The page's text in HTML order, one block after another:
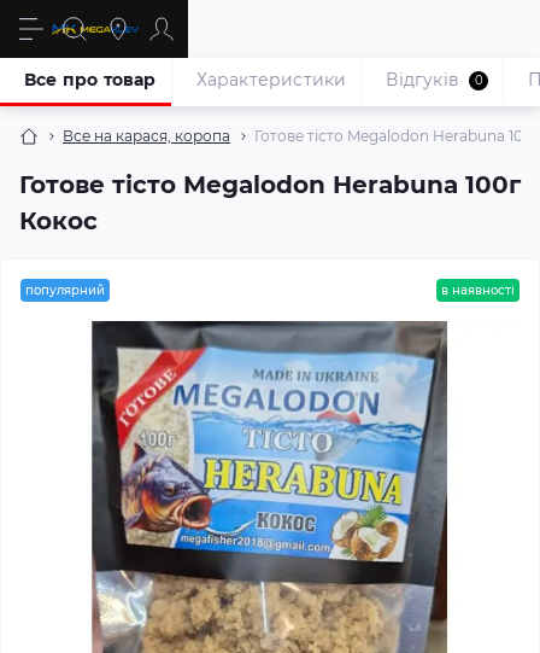
Все на карася, коропа Готове тісто Megalodon Herabuna
Готове тісто Megalodon Herabuna 100г
Кокос
Все про товар Характеристики Відгуків 0
популярний в наявності